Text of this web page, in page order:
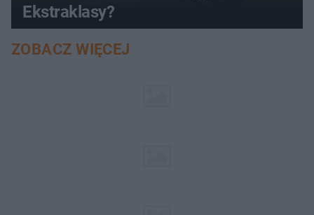
Ekstraklasy?
ZOBACZ WIĘCEJ